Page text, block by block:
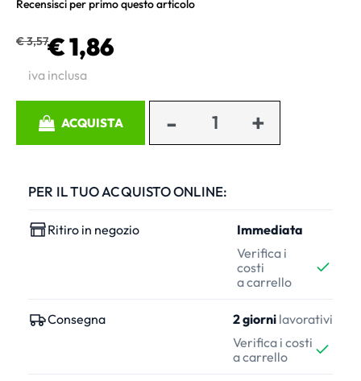
Recensisci per primo questo articolo
€ 3,57€ 1,86
iva inclusa
ACQUISTA
PER IL TUO ACQUISTO ONLINE:
Ritiro in negozio
Immediata
Verifica i
costi
a carrello
Consegna 2 giorni lavorativi
Verifica i costi
a carrello